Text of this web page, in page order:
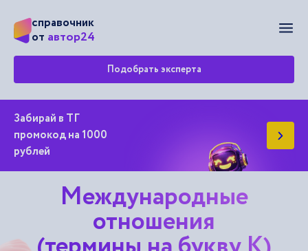
справочник
от автор24
Подобрать эксперта
Забирай в ТГ
промокод на 1000
рублей
Международные
отношения